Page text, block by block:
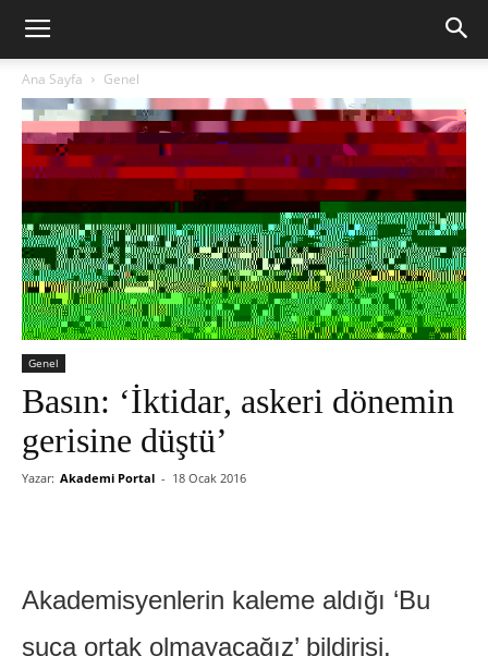
Ana Sayfa Genel
Genel
Basın: ‘İktidar, askeri dönemin
gerisine düştü’
Yazar: Akademi Portal - 18 Ocak 2016
Akademisyenlerin kaleme aldığı ‘Bu
suça ortak olmayacağız’ bildirisi,